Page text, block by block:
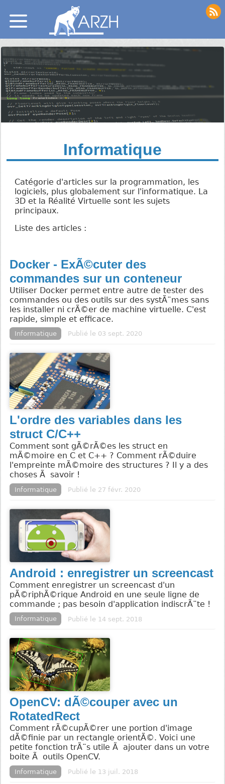
Informatique
Catégorie d'articles sur la programmation, les
logiciels, plus globalement sur l'informatique. La
3D et la Réalité Virtuelle sont les sujets
principaux.
Liste des articles :
Docker - ExÃ©cuter des
commandes sur un conteneur
Utiliser Docker permet entre autre de tester des
commandes ou des outils sur des systÃ¨mes sans
les installer ni crÃ©er de machine virtuelle. C'est
rapide, simple et efficace.
Informatique Publié le 03 sept. 2020
L'ordre des variables dans les
struct C/C++
Comment sont gÃ©rÃ©es les struct en
mÃ©moire en C et C++ ? Comment rÃ©duire
l'empreinte mÃ©moire des structures ? Il y a des
choses Ã savoir !
Informatique Publié le 27 févr. 2020
Android : enregistrer un screencast
Comment enregistrer un screencast d'un
pÃ©riphÃ©rique Android en une seule ligne de
commande ; pas besoin d'application indiscrÃ¨te !
Informatique Publié le 14 sept. 2018
OpenCV: dÃ©couper avec un
RotatedRect
Comment rÃ©cupÃ©rer une portion d'image
dÃ©finie par un rectangle orientÃ©. Voici une
petite fonction trÃ¨s utile Ã ajouter dans un votre
boite Ã outils OpenCV.
Informatique Publié le 13 juil. 2018